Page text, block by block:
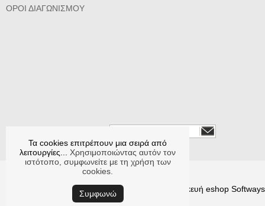
ΟΡΟΙ ΔΙΑΓΩΝΙΣΜΟΥ
Ακολουθήστε μας
© CYCLOPS κατασκευή eshop Softways
Τα cookies επιτρέπουν μια σειρά από
λειτουργίες...
Χρησιμοποιώντας αυτόν τον
ιστότοπο, συμφωνείτε με τη χρήση των
cookies.
Συμφωνώ